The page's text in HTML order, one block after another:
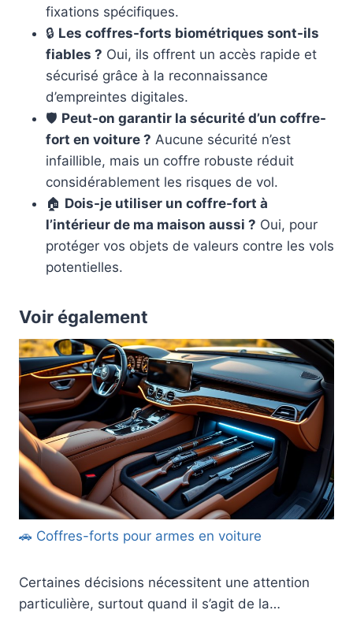
fixations spécifiques.
🔒 Les coffres-forts biométriques sont-ils
fiables ? Oui, ils offrent un accès rapide et
sécurisé grâce à la reconnaissance
d’empreintes digitales.
🛡️ Peut-on garantir la sécurité d’un coffre-
fort en voiture ? Aucune sécurité n’est
infaillible, mais un coffre robuste réduit
considérablement les risques de vol.
🏠 Dois-je utiliser un coffre-fort à
l’intérieur de ma maison aussi ? Oui, pour
protéger vos objets de valeurs contre les vols
potentielles.
Voir également
🚗 Coffres-forts pour armes en voiture
Certaines décisions nécessitent une attention
particulière, surtout quand il s’agit de la…